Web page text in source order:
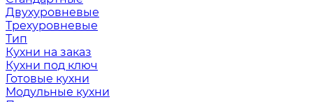
Двухуровневые
Трехуровневые
Тип
Кухни на заказ
Кухни под ключ
Готовые кухни
Модульные кухни